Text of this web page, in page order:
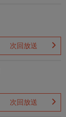
次回放送
次回放送